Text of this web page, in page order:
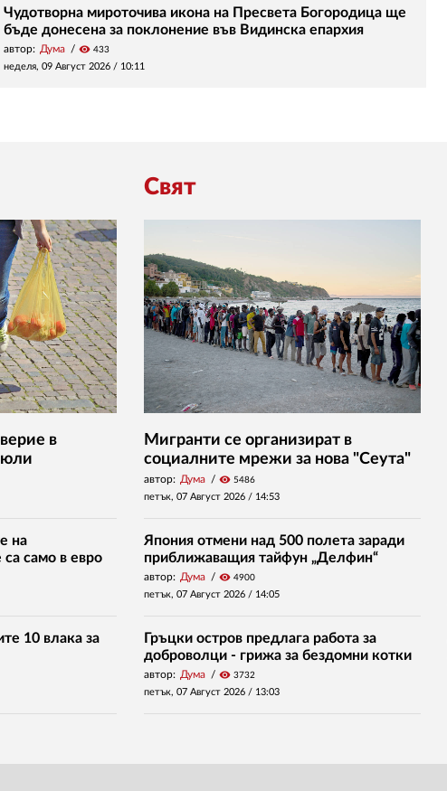
Чудотворна мироточива икона на Пресвета Богородица ще
бъде донесена за поклонение във Видинска епархия
автор: Дума visibility 433
неделя, 09 Август 2026 / 10:11
в
юли
на
само в евро
10 влака за
Свят
Мигранти се организират в
социалните мрежи за нова "Сеута"
автор: Дума visibility 5486
петък, 07 Август 2026 / 14:53
Япония отмени над 500 полета заради
приближаващия тайфун „Делфин“
автор: Дума visibility 4900
петък, 07 Август 2026 / 14:05
Гръцки остров предлага работа за
доброволци - грижа за бездомни котки
автор: Дума visibility 3732
петък, 07 Август 2026 / 13:03